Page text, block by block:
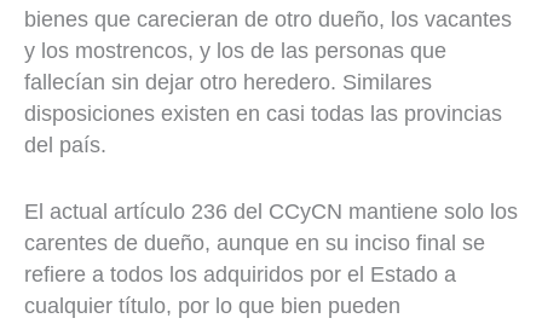
bienes que carecieran de otro dueño, los vacantes
y los mostrencos, y los de las personas que
fallecían sin dejar otro heredero. Similares
disposiciones existen en casi todas las provincias
del país.
El actual artículo 236 del CCyCN mantiene solo los
carentes de dueño, aunque en su inciso final se
refiere a todos los adquiridos por el Estado a
cualquier título, por lo que bien pueden